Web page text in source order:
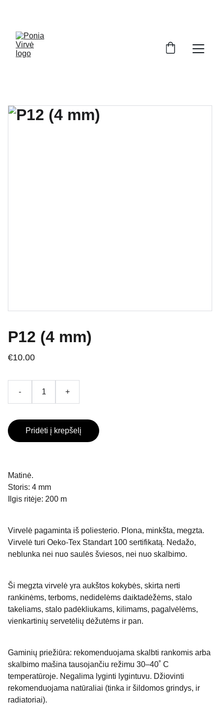
P12 (4 mm)
€10.00
- +
Pridėti į krepšelį
Matinė.
Storis: 4 mm
Ilgis ritėje: 200 m
Virvelė pagaminta iš poliesterio. Plona, minkšta, megzta.
Virvelė turi Oeko-Tex Standart 100 sertifikatą. Nedažo,
neblunka nei nuo saulės šviesos, nei nuo skalbimo.
Ši megzta virvelė yra aukštos kokybės, skirta nerti
rankinėms, terboms, nedidelėms daiktadėžėms, stalo
takeliams, stalo padėkliukams, kilimams, pagalvėlėms,
vienkartinių servetėlių dėžutėms ir pan.
Gaminių priežiūra: rekomenduojama skalbti rankomis arba
skalbimo mašina tausojančiu režimu 30–40˚ C
temperatūroje. Negalima lyginti lygintuvu. Džiovinti
rekomenduojama natūraliai (tinka ir šildomos grindys, ir
radiatoriai).